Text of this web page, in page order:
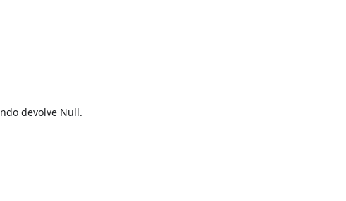
devolve Null.